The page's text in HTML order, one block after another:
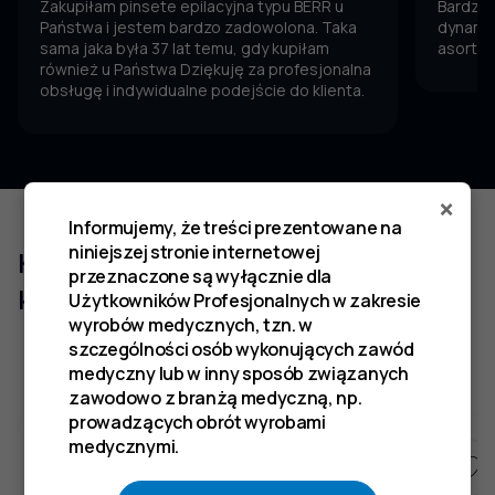
Zakupiłam pinsete epilacyjna typu BERR u
Państwa i jestem bardzo zadowolona. Taka
sama jaka była 37 lat temu, gdy kupiłam
również u Państwa Dziękuję za profesjonalna
obsługę i indywidualne podejście do klienta.
Bardzo
Klienci którzy zakupili ten produkt
kupili również
×
Informujemy, że treści prezentowane na
niniejszej stronie internetowej
przeznaczone są wyłącznie dla
Użytkowników Profesjonalnych w zakresie
wyrobów medycznych, tzn. w
szczególności osób wykonujących zawód
medyczny lub w inny sposób związanych
zawodowo z branżą medyczną, np.
prowadzących obrót wyrobami
medycznymi.